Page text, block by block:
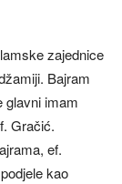
zajednice
Bajram
glavni imam
Gračić.
ef.
kao